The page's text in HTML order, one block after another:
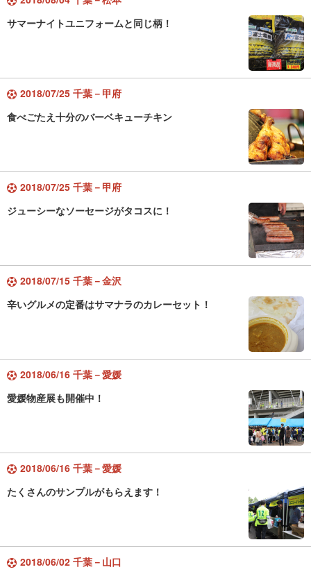
サマーナイトユニフォームと同じ柄！
2018/07/25 千葉－甲府
食べごたえ十分のバーベキューチキン
2018/07/25 千葉－甲府
ジューシーなソーセージがタコスに！
2018/07/15 千葉－金沢
辛いグルメの定番はサマナラのカレーセット！
2018/06/16 千葉－愛媛
愛媛物産展も開催中！
2018/06/16 千葉－愛媛
たくさんのサンプルがもらえます！
2018/06/02 千葉－山口